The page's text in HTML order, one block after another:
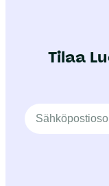
Tilaa